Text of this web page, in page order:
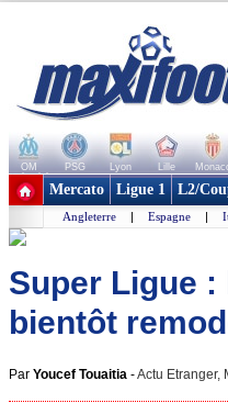
OM PSG Lyon Lille
+ de clubs
Mercato Ligue 1 L2/
Angleterre | Espagne |
Super Ligue
bientôt
Par Youcef Touaitia -Actu Etranger,